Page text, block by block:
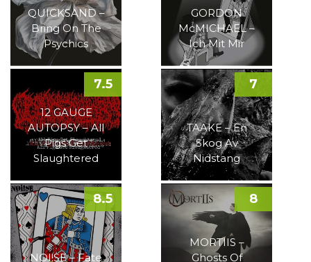
QUICKSAND –
Bring On The
Psychics
GORDON
McMICHAEL –
Ich Mit Mir
12 GAUGE
AUTOPSY – All
Pigs Get
Slaughtered
7.5
TAAKE – En
Skog Av
Nidstang
7
NOI!SE – Fate
8.5
MORTIIS –
Ghosts Of
8